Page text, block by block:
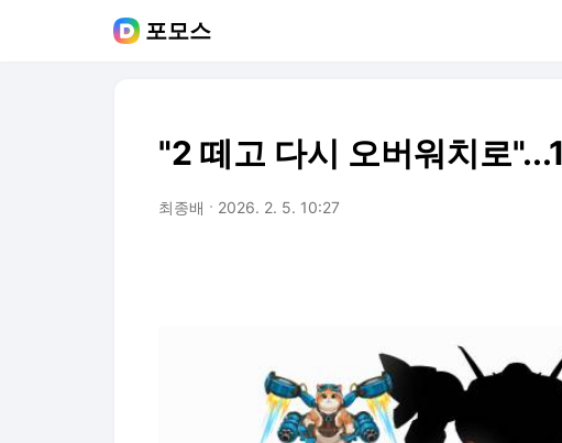
포모스
"2 떼고 다시 오버워치로
최종배 2026. 2. 5. 10:27